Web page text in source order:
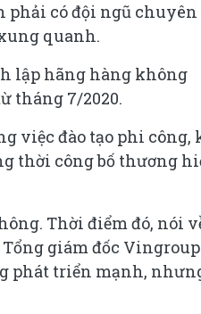
phải có đội ngũ chuyên
quanh.
lập hãng hàng không
tháng 7/2020.
việc đào tạo phi công,
thời công bố thương
Thời điểm đó, nói
giám đốc Vingroup
phát triển mạnh,